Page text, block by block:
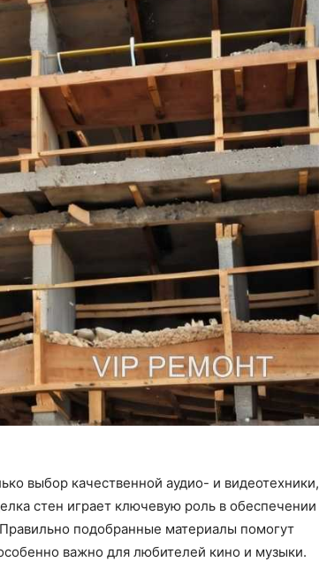
выбор качественной аудио- и видеотехники,
стен играет ключевую роль в обеспечении
подобранные материалы помогут
важно для любителей кино и музыки.